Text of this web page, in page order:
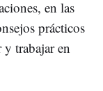
en las
prácticos
trabajar en